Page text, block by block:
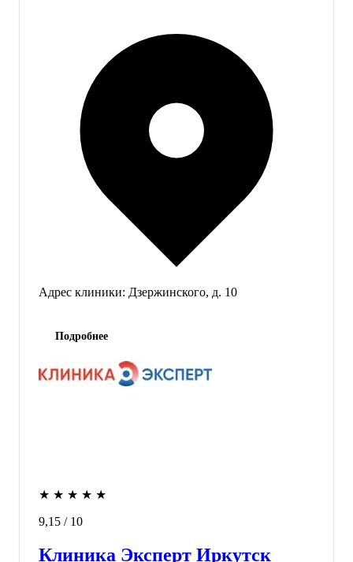
Адрес клиники: Дзержинского, д. 10
Подробнее
★ ★ ★ ★ ★
9,15 / 10
Клиника Эксперт Иркутск